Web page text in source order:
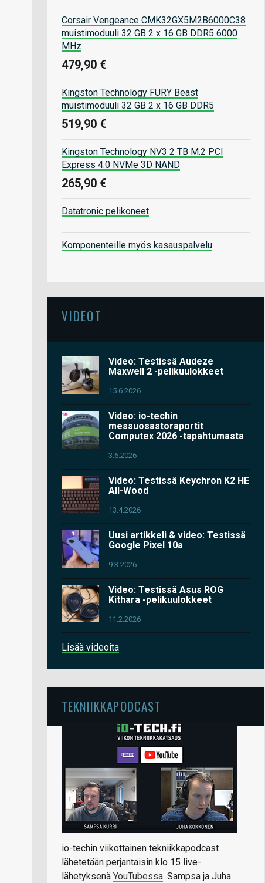
Corsair Vengeance CMK32GX5M2B6000C38
muistimoduuli 32 GB 2 x 16 GB DDR5 6000
MHz
479,90 €
Kingston Technology FURY Beast
muistimoduuli 32 GB 2 x 16 GB DDR5
519,90 €
Kingston Technology NV3 2 TB M.2 PCI
Express 4.0 NVMe 3D NAND
265,90 €
Datatronic pelikoneet
Komponenteille myös kasauspalvelu
VIDEOT
Video: Testissä Audeze
Maxwell 2 -pelikuulokkeet
15.6.2026
Video: io-techin
messuosastoraportit
Computex 2026 -tapahtumasta
3.6.2026
Video: Testissä Keychron K2 HE
All-Wood
13.4.2026
Uusi artikkeli & video: Testissä
Google Pixel 10a
9.3.2026
Video: Testissä Asus ROG
Kithara -pelikuulokkeet
11.2.2026
Lisää videoita
TEKNIIKKAPODCAST
io-techin viikottainen tekniikkapodcast
lähetetään perjantaisin klo 15 live-
lähetyksenä YouTubessa. Sampsa ja Juha